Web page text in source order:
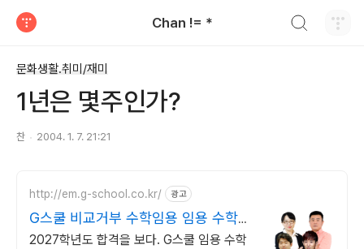
Chan != *
문화생활.취미/재미
1년은 몇주인가?
찬 2004. 1. 7. 21:21
http://em.g-school.co.kr/ 광고
G스쿨 비교거부 수학임용 임용 수학의
절대강자!
2027학년도 합격을 보다. G스쿨 임용 수학